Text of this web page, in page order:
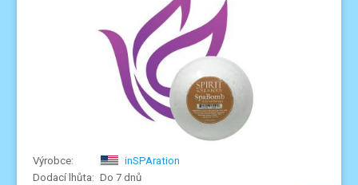
inSPAration
Do 7 dnů